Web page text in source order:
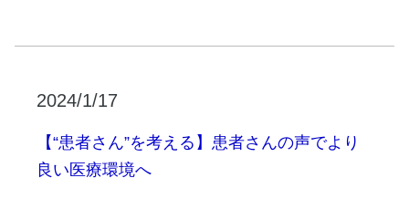
2024/1/17
【“患者さん”を考える】患者さんの声でより
良い医療環境へ